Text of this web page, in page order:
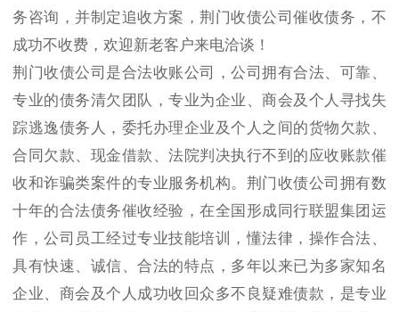
务咨询，并制定追收方案，荆门收债公司催收债务，不
成功不收费，欢迎新老客户来电洽谈！
荆门收债公司是合法收账公司，公司拥有合法、可靠、
专业的债务清欠团队，专业为企业、商会及个人寻找失
踪逃逸债务人，委托办理企业及个人之间的货物欠款、
合同欠款、现金借款、法院判决执行不到的应收账款催
收和诈骗类案件的专业服务机构。荆门收债公司拥有数
十年的合法债务催收经验，在全国形成同行联盟集团运
作，公司员工经过专业技能培训，懂法律，操作合法、
具有快速、诚信、合法的特点，多年以来已为多家知名
企业、商会及个人成功收回众多不良疑难债款，是专业